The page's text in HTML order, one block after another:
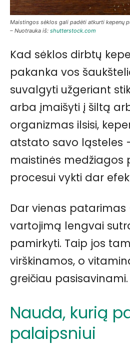
Maistingos sėklos gali padėti atkurti kepenų
– Nuotrauka iš: shutterstock.com
Kad sėklos dirbtų
pakanka vos
suvalgyti užgeriant
arba įmaišyti į šiltą
organizmas ilsisi,
atstato savo ląsteles
maistinės medžiagos
procesui vykti dar
Dar vienas patarimas
vartojimą lengvai
pamirkyti. Taip jos
virškinamos, o
greičiau pasisavinami.
Nauda, kurią
palaipsniui